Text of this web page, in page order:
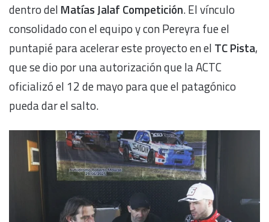
dentro del Matías Jalaf Competición. El vínculo
consolidado con el equipo y con Pereyra fue el
puntapié para acelerar este proyecto en el TC Pista,
que se dio por una autorización que la ACTC
oficializó el 12 de mayo para que el patagónico
pueda dar el salto.